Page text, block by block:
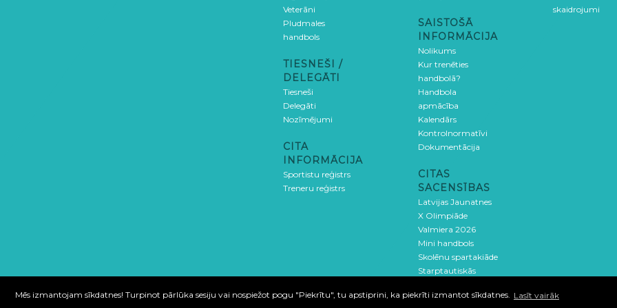
Mēs izmantojam sīkdatnes! Turpinot pārlūka sesiju vai nospiežot pogu "Piekrītu", tu apstiprini, ka piekrīti izmantot sīkdatnes. Lasīt vairāk
Veterāni
Pludmales
handbols
TIESNEŠI /
DELEGĀTI
Tiesneši
Delegāti
Nozīmējumi
CITA
INFORMĀCIJA
Sportistu reģistrs
Treneru reģistrs
SAISTOŠĀ
INFORMĀCIJA
Nolikums
Kur trenēties
handbolā?
Handbola
apmācība
Kalendārs
Kontrolnormatīvi
Dokumentācija
CITAS
SACENSĪBAS
Latvijas Jaunatnes
X Olimpiāde
Valmiera 2026
Mini handbols
Skolēnu spartakiāde
Starptautiskās
skaidrojumi